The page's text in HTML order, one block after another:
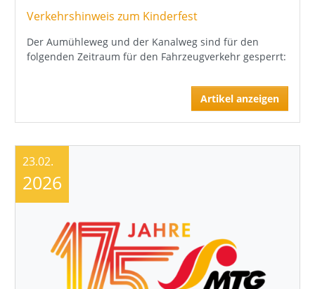
Verkehrshinweis zum Kinderfest
Der Aumühleweg und der Kanalweg sind für den
folgenden Zeitraum für den Fahrzeugverkehr gesperrt:
Artikel anzeigen
23.02.
2026